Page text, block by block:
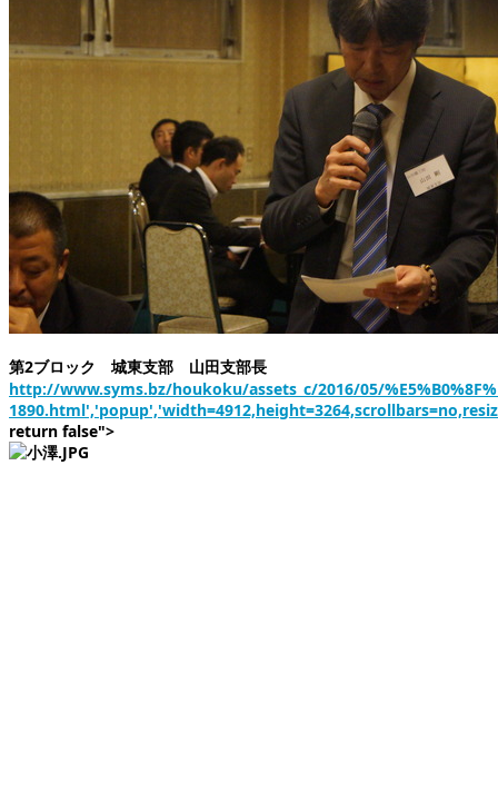
第2ブロック 城東支部 山田支部長
http://www.syms.bz/houkoku/assets_c/2016/05/
return false">